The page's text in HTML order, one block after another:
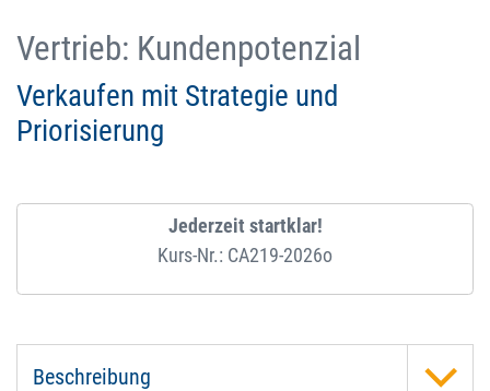
Vertrieb: Kundenpotenzial
Verkaufen mit Strategie und
Priorisierung
Jederzeit startklar!
Kurs-Nr.: CA219-2026o
Beschreibung